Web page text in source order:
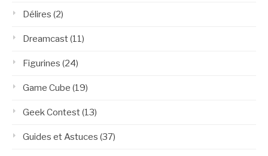
Délires (2)
Dreamcast(11)
Figurines (24)
Game Cube (19)
Geek Contest(13)
Guides et Astuces (37)